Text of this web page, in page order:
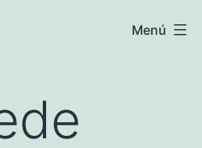
Menú